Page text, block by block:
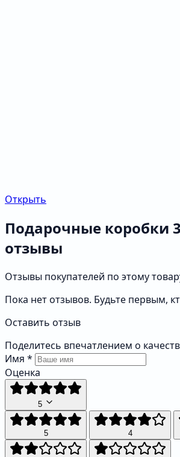
Открыть
Подарочные коробки
отзывы
Отзывы покупателей по этому
Пока нет отзывов. Будьте первым,
Оставить отзыв
Поделитесь впечатлением о
Имя *
Оценка
5
5 4